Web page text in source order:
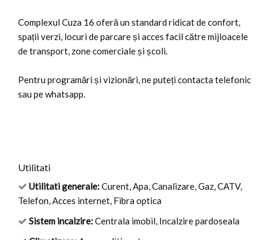
Complexul Cuza 16 oferă un standard ridicat de confort,
spații verzi, locuri de parcare și acces facil către mijloacele
de transport, zone comerciale și școli.
Pentru programări și vizionări, ne puteți contacta telefonic
sau pe whatsapp.
Utilitati
Utilitati generale:Curent, Apa, Canalizare, Gaz, CATV,
Telefon, Acces internet, Fibra optica
Sistem incalzire:Centrala imobil, Incalzire pardoseala